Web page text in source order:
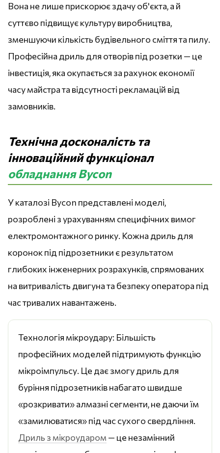
Вона не лише прискорює здачу об'єкта, а й
суттєво підвищує культуру виробництва,
зменшуючи кількість будівельного сміття та пилу.
Професійна дриль для отворів під розетки — це
інвестиція, яка окупається за рахунок економії
часу майстра та відсутності рекламацій від
замовників.
Технічна досконалість та
інноваційний функціонал
обладнання Bycon
У каталозі Bycon представлені моделі,
розроблені з урахуванням специфічних вимог
електромонтажного ринку. Кожна дриль для
коронок під підрозетники є результатом
глибоких інженерних розрахунків, спрямованих
на витривалість двигуна та безпеку оператора під
час тривалих навантажень.
Технологія мікроудару: Більшість
професійних моделей підтримують функцію
мікроімпульсу. Це дає змогу дриль для
буріння підрозетників набагато швидше
«розкривати» алмазні сегменти, не даючи їм
«замилюватися» під час сухого свердління.
Дриль з мікроударом — це незамінний